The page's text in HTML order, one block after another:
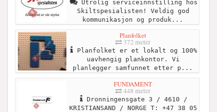
Utrolig serviceinnstilling hos
Skiltspesialisten! Veldig god
kommunikasjon og produk...
Planfolket
372 meter
Planfolket er et lokalt og 100%
uavhengig plankontor. Vi
planlegger samfunnet etter p...
FUNDAMENT
448 meter
Dronningensgate 3 / 4610 /
KRISTIANSAND / NORGE T: +47 38 05